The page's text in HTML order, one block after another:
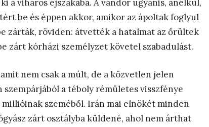
a viharos éjszakába. A vándor ugyanis, anélkül,
be és éppen akkor, amikor az ápoltak foglyul
zárták, röviden: átvették a hatalmat az őrültek
zárt kórházi személyzet követel szabadulást.
nem csak a múlt, de a közvetlen jelen
a téboly rémületes visszfénye
szeméből. Irán mai elnökét minden
zárt osztályba küldené, ahol nem árthat